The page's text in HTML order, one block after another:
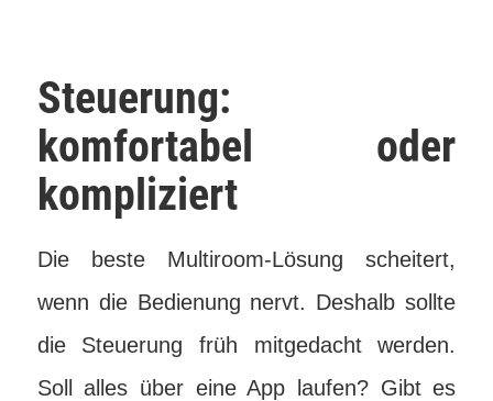
Steuerung:
komfortabel oder
kompliziert
Die beste Multiroom-Lösung scheitert,
wenn die Bedienung nervt. Deshalb sollte
die Steuerung früh mitgedacht werden.
Soll alles über eine App laufen? Gibt es